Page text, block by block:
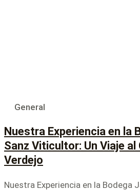
General
Nuestra Experiencia en la
Sanz Viticultor: Un Viaje al
Verdejo
Nuestra Experiencia en la Bodega